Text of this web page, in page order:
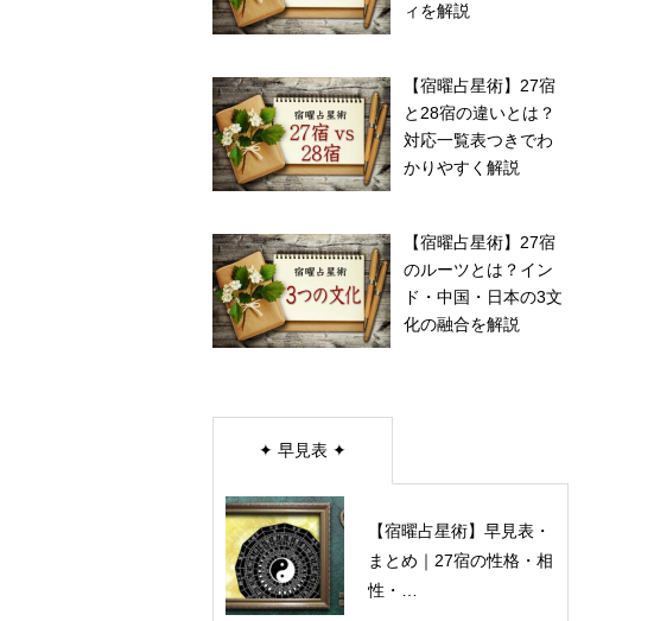
ィを解説
【宿曜占星術】27宿
と28宿の違いとは？
対応一覧表つきでわ
かりやすく解説
【宿曜占星術】27宿
のルーツとは？イン
ド・中国・日本の3文
化の融合を解説
✦ 早見表 ✦
【宿曜占星術】早見表・
まとめ｜27宿の性格・相
性・…